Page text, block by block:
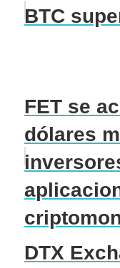
BTC
FET se
dólares
DTX